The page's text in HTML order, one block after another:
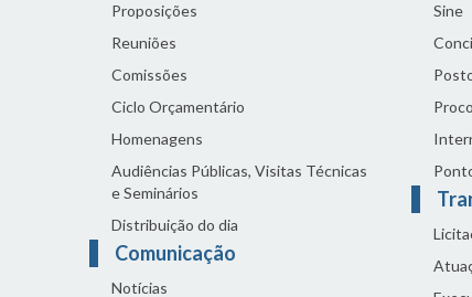
Proposições
Reuniões
Comissões
Ciclo Orçamentário
Homenagens
Audiências Públicas, Visitas Técnicas
e Seminários
Distribuição do dia
Comunicação
Notícias
Sine